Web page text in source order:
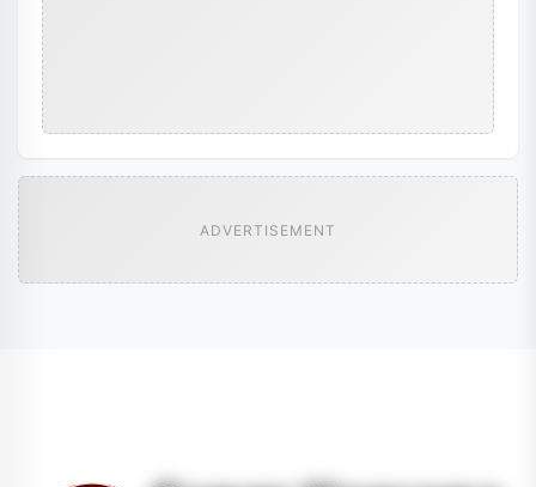
ADVERTISEMENT